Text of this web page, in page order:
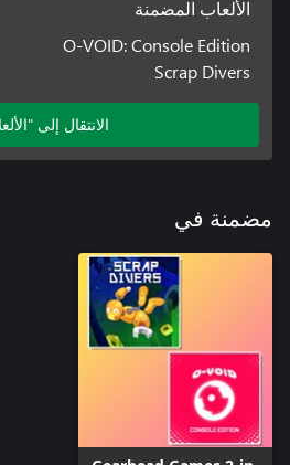
الألعاب المضمنة
O-VOID: Console Edition
Scrap Divers
الانتقال إلى
مضمنة في